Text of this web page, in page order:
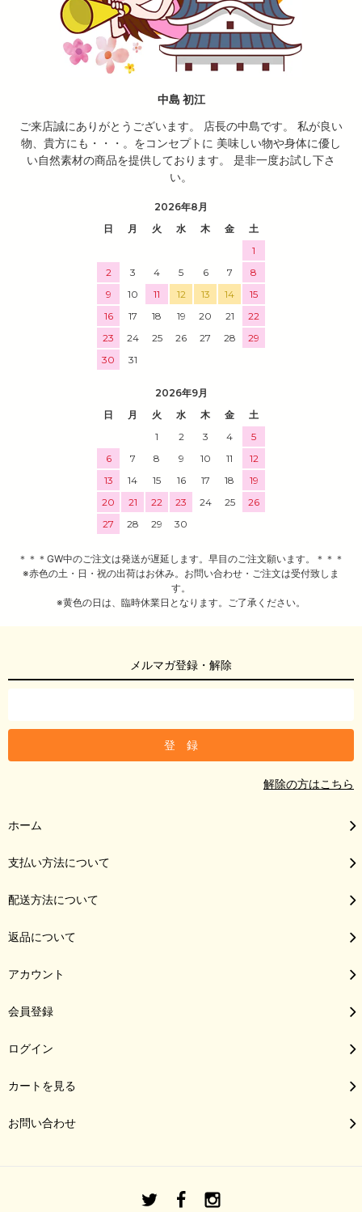
中島 初江
ご来店誠にありがとうございます。 店長の中島です。 私が良い
物、貴方にも・・・。をコンセプトに 美味しい物や身体に優し
い自然素材の商品を提供しております。 是非一度お試し下さ
い。
2026年8月
日
月 火 水 木 金
土
1
2
3 4 5 6 7
8
9
10 11 12 13 14
15
16
17 18 19 20 21
22
23
24 25 26 27 28
29
30
31
2026年9月
日
月 火 水 木 金
土
1
2 3 4
5
6
7 8 9 10 11
12
13
14 15 16 17 18
19
20
21 22 23 24 25
26
27
28 29 30
＊＊＊GW中のご注文は発送が遅延します。早目のご注文願います。＊＊＊
※赤色の土・日・祝の出荷はお休み。お問い合わせ・ご注文は受付致しま
す。
※黄色の日は、臨時休業日となります。ご了承ください。
メルマガ登録・解除
解除の方はこちら
ホーム
支払い方法について
配送方法について
返品について
アカウント
会員登録
ログイン
カートを見る
お問い合わせ